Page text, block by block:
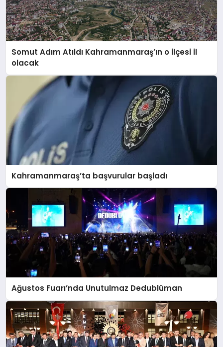
Somut Adım Atıldı Kahramanmaraş’ın o ilçesi il
olacak
Kahramanmaraş’ta başvurular başladı
Ağustos Fuarı’nda Unutulmaz Dedublüman